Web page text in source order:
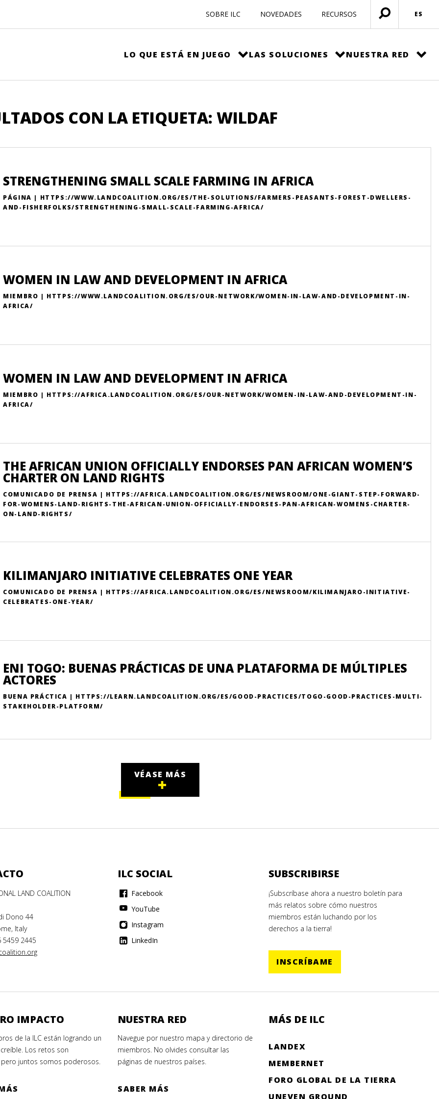
SOBRE ILC NOVEDADES RECURSOS
Menú
abierto
ES
LO QUE ESTÁ EN JUEGO LAS SOLUCIONES NUESTRA RED
CON LA ETIQUETA: WILDAF
STRENGTHENING SMALL SCALE FARMING IN AFRICA
PÁGINA | HTTPS://WWW.LANDCOALITION.ORG/ES/THE-SOLUTIONS/FARMERS-PEASANTS-FOREST-DWELLERS-
AND-FISHERFOLKS/STRENGTHENING-SMALL-SCALE-FARMING-AFRICA/
WOMEN IN LAW AND DEVELOPMENT IN AFRICA
MIEMBRO | HTTPS://WWW.LANDCOALITION.ORG/ES/OUR-NETWORK/WOMEN-IN-LAW-AND-DEVELOPMENT-IN-
AFRICA/
WOMEN IN LAW AND DEVELOPMENT IN AFRICA
MIEMBRO | HTTPS://AFRICA.LANDCOALITION.ORG/ES/OUR-NETWORK/WOMEN-IN-LAW-AND-DEVELOPMENT-IN-
AFRICA/
THE AFRICAN UNION OFFICIALLY ENDORSES PAN AFRICAN WOMEN’S
CHARTER ON LAND RIGHTS
COMUNICADO DE PRENSA | HTTPS://AFRICA.LANDCOALITION.ORG/ES/NEWSROOM/ONE-GIANT-STEP-FORWARD-
FOR-WOMENS-LAND-RIGHTS-THE-AFRICAN-UNION-OFFICIALLY-ENDORSES-PAN-AFRICAN-WOMENS-CHARTER-
ON-LAND-RIGHTS/
KILIMANJARO INITIATIVE CELEBRATES ONE YEAR
COMUNICADO DE PRENSA | HTTPS://AFRICA.LANDCOALITION.ORG/ES/NEWSROOM/KILIMANJARO-INITIATIVE-
CELEBRATES-ONE-YEAR/
ENI TOGO: BUENAS PRÁCTICAS DE UNA PLATAFORMA DE MÚLTIPLES
ACTORES
BUENA PRÁCTICA | HTTPS://LEARN.LANDCOALITION.ORG/ES/GOOD-PRACTICES/TOGO-GOOD-PRACTICES-MULTI-
STAKEHOLDER-PLATFORM/
VÉASE MÁS
LAND COALITION
Dono 44
Italy
5459 2445
ILC SOCIAL
Facebook
YouTube
Instagram
LinkedIn
SUBSCRIBIRSE
¡Subscríbase ahora a nuestro boletín para
más relatos sobre cómo nuestros
miembros están luchando por los
derechos a la tierra!
INSCRÍBAME
IMPACTO
de la ILC están logrando un
Los retos son
juntos somos poderosos.
NUESTRA RED
Navegue por nuestro mapa y directorio de
miembros. No olvides consultar las
páginas de nuestros países.
SABER MÁS
MÁS DE ILC
LANDEX
MEMBERNET
FORO GLOBAL DE LA TIERRA
UNEVEN GROUND